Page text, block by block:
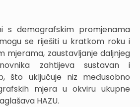
s demografskim promjenama
se riješiti u kratkom roku i
mjerama, zaustavljanje daljnjeg
zahtijeva sustavan i
što uključuje niz međusobno
mjera u okviru ukupne
HAZU.